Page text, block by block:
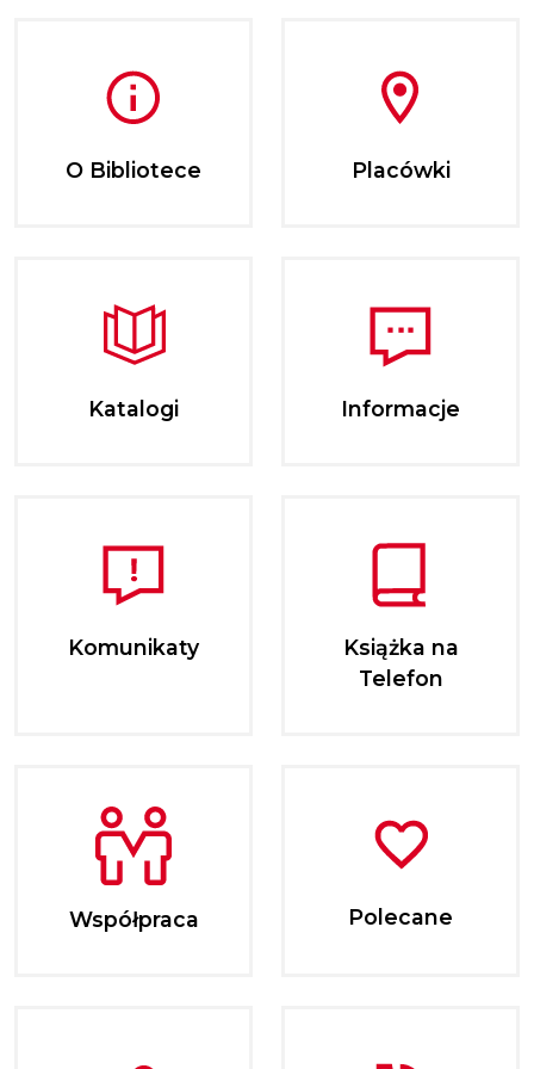
O Bibliotece Placówki
Katalogi Informacje
Komunikaty
Książka na
Telefon
Współpraca Polecane